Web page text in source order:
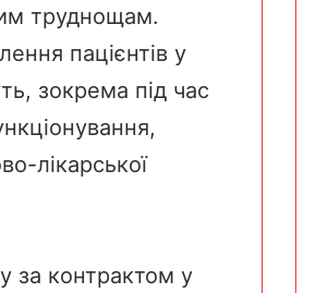
труднощам.
пацієнтів у
зокрема під час
лікарської
за контрактом у